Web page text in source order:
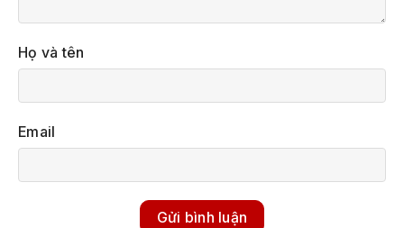
Họ và tên
Email
Gửi bình luận